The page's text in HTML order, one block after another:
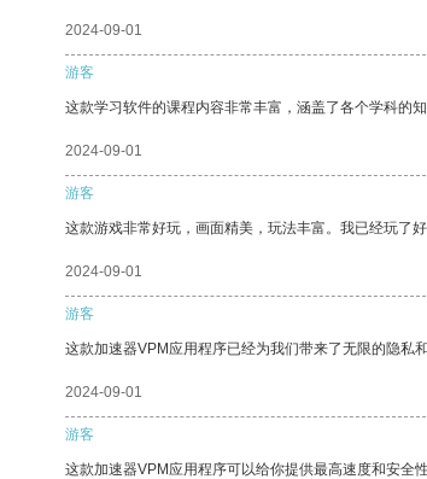
2024-09-01
游客
这款学习软件的课程内容非常丰富，涵盖了各个学科的
2024-09-01
游客
这款游戏非常好玩，画面精美，玩法丰富。我已经玩了
2024-09-01
游客
这款加速器VPM应用程序已经为我们带来了无限的隐私和
2024-09-01
游客
这款加速器VPM应用程序可以给你提供最高速度和安全